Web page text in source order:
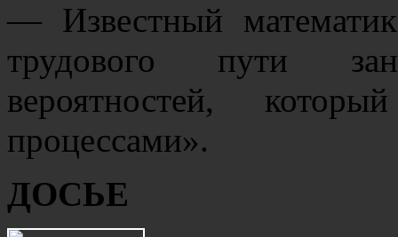
— Известный
трудового пути
вероятностей,
процессами».
ДОСЬЕ